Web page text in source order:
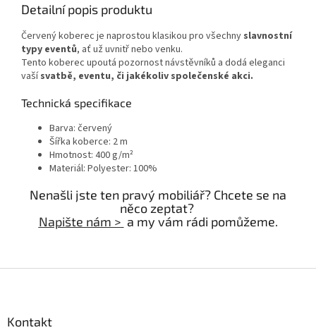
Detailní popis produktu
Červený koberec je naprostou klasikou pro všechny slavnostní
typy eventů, ať už uvnitř nebo venku.
Tento koberec upoutá pozornost návstěvníků a dodá eleganci
vašísvatbě, eventu, či jakékoliv společenské akci.
Technická specifikace
Barva: červený
Šířka koberce: 2 m
Hmotnost: 400 g/m²
Materiál: Polyester: 100%
Nenašli jste ten pravý mobiliář? Chcete se na
něco zeptat?
Napište nám > a my vám rádi pomůžeme.
Kontakt